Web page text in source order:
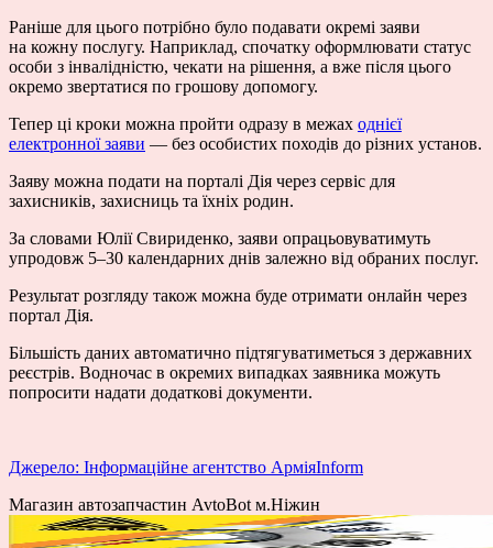
Раніше для цього потрібно було подавати окремі заяви
на кожну послугу. Наприклад, спочатку оформлювати статус
особи з інвалідністю, чекати на рішення, а вже після цього
окремо звертатися по грошову допомогу.
Тепер ці кроки можна пройти одразу в межах однієї
електронної заяви — без особистих походів до різних установ.
Заяву можна подати на порталі Дія через сервіс для
захисників, захисниць та їхніх родин.
За словами Юлії Свириденко, заяви опрацьовуватимуть
упродовж 5–30 календарних днів залежно від обраних послуг.
Результат розгляду також можна буде отримати онлайн через
портал Дія.
Більшість даних автоматично підтягуватиметься з державних
реєстрів. Водночас в окремих випадках заявника можуть
попросити надати додаткові документи.
Джерело: Інформаційне агентство АрміяInform
Магазин автозапчастин AvtoBot м.Ніжин